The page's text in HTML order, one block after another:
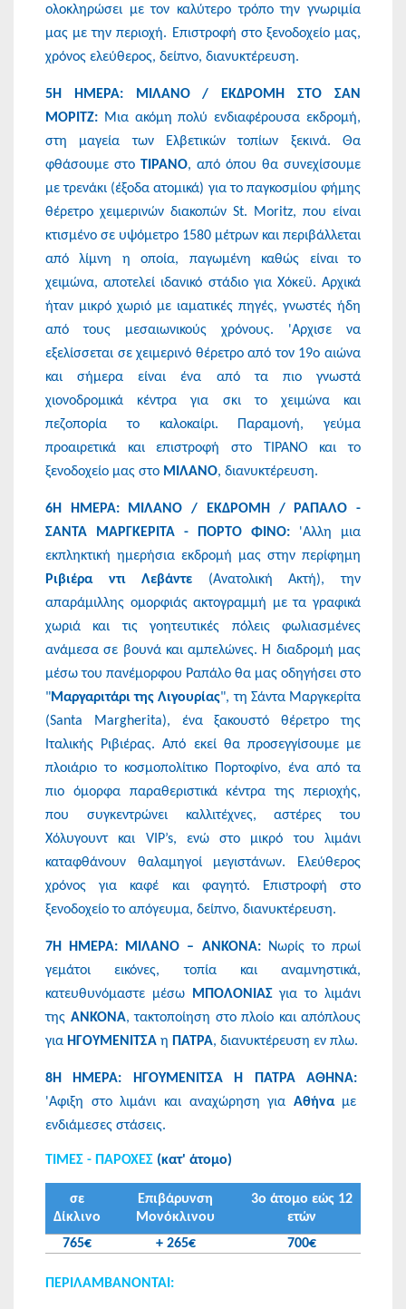
ολοκληρώσει με τον καλύτερο τρόπο την γνωριμία
μας με την περιοχή. Επιστροφή στο ξενοδοχείο μας,
χρόνος ελεύθερος, δείπνο, διανυκτέρευση.
5Η ΗΜΕΡΑ: ΜΙΛΑΝΟ / ΕΚΔΡΟΜΗ ΣΤΟ ΣΑΝ
ΜΟΡΙΤΖ: Μια ακόμη πολύ ενδιαφέρουσα εκδρομή,
στη μαγεία των Ελβετικών τοπίων ξεκινά. Θα
φθάσουμε στο ΤΙΡΑΝΟ, από όπου θα συνεχίσουμε
με τρενάκι (έξοδα ατομικά) για το παγκοσμίου φήμης
θέρετρο χειμερινών διακοπών St. Moritz, που είναι
κτισμένο σε υψόμετρο 1580 μέτρων και περιβάλλεται
από λίμνη η οποία, παγωμένη καθώς είναι το
χειμώνα, αποτελεί ιδανικό στάδιο για Χόκεϋ. Αρχικά
ήταν μικρό χωριό με ιαματικές πηγές, γνωστές ήδη
από τους μεσαιωνικούς χρόνους. 'Αρχισε να
εξελίσσεται σε χειμερινό θέρετρο από τον 19ο αιώνα
και σήμερα είναι ένα από τα πιο γνωστά
χιονοδρομικά κέντρα για σκι το χειμώνα και
πεζοπορία το καλοκαίρι. Παραμονή, γεύμα
προαιρετικά και επιστροφή στο ΤΙΡΑΝΟ και το
ξενοδοχείο μας στο ΜΙΛΑΝΟ, διανυκτέρευση.
6Η ΗΜΕΡΑ: ΜΙΛΑΝΟ / ΕΚΔΡΟΜΗ / ΡΑΠΑΛΟ -
ΣΑΝΤΑ ΜΑΡΓΚΕΡΙΤΑ - ΠΟΡΤΟ ΦΙΝΟ: 'Αλλη μια
εκπληκτική ημερήσια εκδρομή μας στην περίφημη
Ριβιέρα ντι Λεβάντε (Ανατολική Ακτή), την
απαράμιλλης ομορφιάς ακτογραμμή με τα γραφικά
χωριά και τις γοητευτικές πόλεις φωλιασμένες
ανάμεσα σε βουνά και αμπελώνες. Η διαδρομή μας
μέσω του πανέμορφου Ραπάλο θα μας οδηγήσει στο
"Μαργαριτάρι της Λιγουρίας", τη Σάντα Μαργκερίτα
(Santa Margherita), ένα ξακουστό θέρετρο της
Ιταλικής Ριβιέρας. Από εκεί θα προσεγγίσουμε με
πλοιάριο το κοσμοπολίτικο Πορτοφίνο, ένα από τα
πιο όμορφα παραθεριστικά κέντρα της περιοχής,
που συγκεντρώνει καλλιτέχνες, αστέρες του
Χόλυγουντ και VIP’s, ενώ στο μικρό του λιμάνι
καταφθάνουν θαλαμηγοί μεγιστάνων. Ελεύθερος
χρόνος για καφέ και φαγητό. Επιστροφή στο
ξενοδοχείο το απόγευμα, δείπνο, διανυκτέρευση.
7Η ΗΜΕΡΑ: ΜΙΛΑΝΟ – ΑΝΚΟΝΑ:Νωρίς το πρωί
γεμάτοι εικόνες, τοπία και αναμνηστικά,
κατευθυνόμαστε μέσω
ΜΠΟΛΟΝΙΑΣγια το λιμάνι
της ΑΝΚΟΝΑ, τακτοποίηση στο πλοίο και απόπλους
για ΗΓΟΥΜΕΝΙΤΣΑ η ΠΑΤΡΑ, διανυκτέρευση εν πλω.
8Η ΗΜΕΡΑ: ΗΓΟΥΜΕΝΙΤΣΑ Η ΠΑΤΡΑ ΑΘΗΝΑ:
'Αφιξη στο λιμάνι και αναχώρηση για Αθήνα με
ενδιάμεσες στάσεις.
ΤΙΜΕΣ - ΠΑΡΟΧΕΣ (κατ' άτομο)
σε
Δίκλινο
Επιβάρυνση
Μονόκλινου
3ο άτομο εώς 12
ετών
765€
+ 265€ 700€
ΠΕΡΙΛΑΜΒΑΝΟΝΤΑΙ: